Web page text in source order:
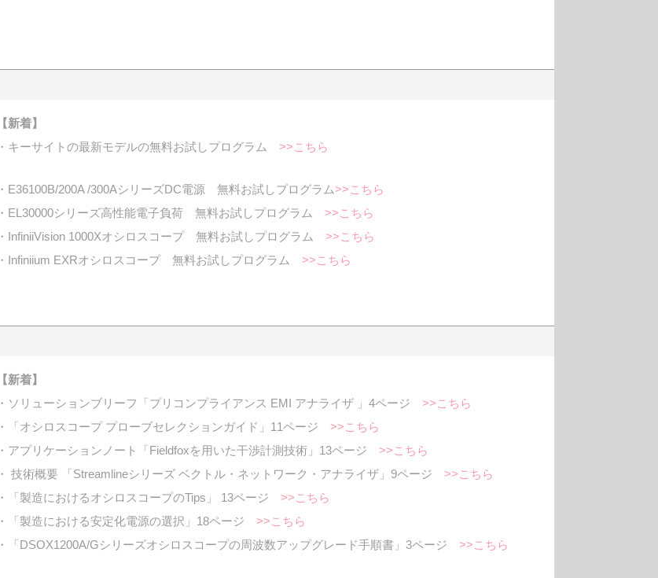
【新着】
・キーサイトの最新モデルの無料お試しプログラム >>こちら
・E36100B/200A /300AシリーズDC電源 無料お試しプログラム>>こちら
・EL30000シリーズ高性能電子負荷 無料お試しプログラム >>こちら
・InfiniiVision 1000Xオシロスコープ 無料お試しプログラム >>こちら
・Infiniium EXRオシロスコープ 無料お試しプログラム >>こちら
【新着】
・ソリューションブリーフ「プリコンプライアンス EMI アナライザ 」4ページ >>こちら
・「オシロスコープ プローブセレクションガイド」11ページ >>こちら
・アプリケーションノート「Fieldfoxを用いた干渉計測技術」13ページ >>こちら
・ 技術概要 「Streamlineシリーズ ベクトル・ネットワーク・アナライザ」9ページ >>こちら
・「製造におけるオシロスコープのTips」 13ページ >>こちら
・「製造における安定化電源の選択」18ページ >>こちら
・「DSOX1200A/Gシリーズオシロスコープの周波数アップグレード手順書」3ページ >>こちら